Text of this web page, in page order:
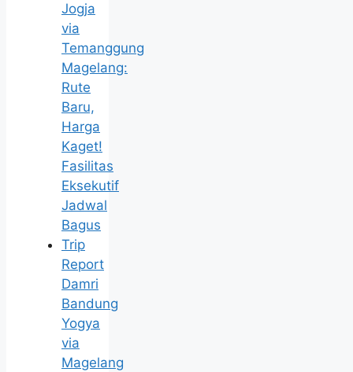
Jogja
via
Temanggung
Magelang:
Rute
Baru,
Harga
Kaget!
Fasilitas
Eksekutif
Jadwal
Bagus
Trip
Report
Damri
Bandung
Yogya
via
Magelang